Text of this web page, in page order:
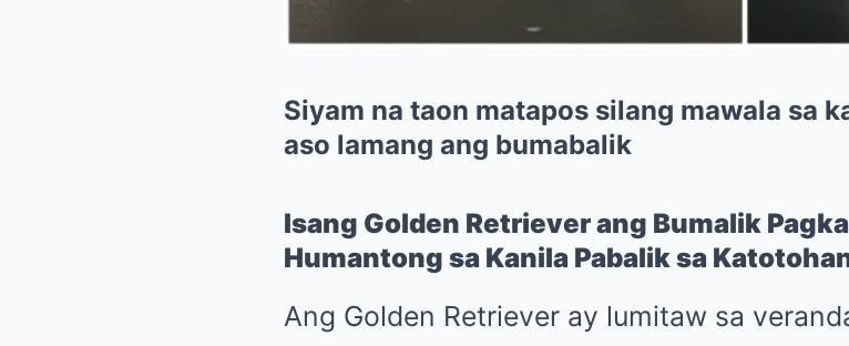
Siyam na taon matapos silang mawala sa
aso lamang ang bumabalik
Isang Golden Retriever ang Bumalik
Humantong sa Kanila Pabalik sa
Ang Golden Retriever ay lumitaw sa